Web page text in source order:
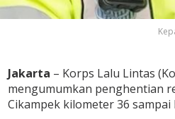
s
a
r
a
F
Jakarta – Korps Lalu Lintas
mengumumkan penghentian
Cikampek kilometer 36 sampai